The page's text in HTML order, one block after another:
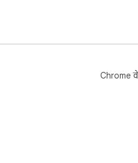
Chrome